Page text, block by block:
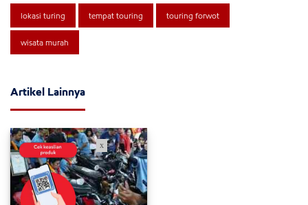
lokasi turing tempat touring touring forwot
wisata murah
Artikel Lainnya
x